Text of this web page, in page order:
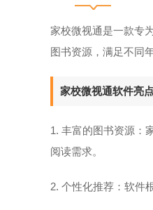
家校微视通是一款专
图书资源，满足不同
家校微视通软件亮
1. 丰富的图书资源：
阅读需求。
2. 个性化推荐：软件